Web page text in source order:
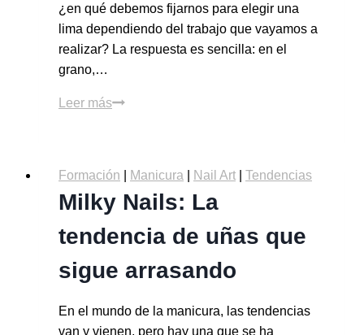
¿en qué debemos fijarnos para elegir una
lima dependiendo del trabajo que vayamos a
realizar? La respuesta es sencilla: en el
grano,…
Leer más
Formación Manicura Nail Art Tendencias
Milky Nails: La
tendencia de uñas que
sigue arrasando
En el mundo de la manicura, las tendencias
van y vienen, pero hay una que se ha